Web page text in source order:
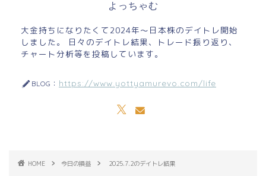
よっちゃむ
大金持ちになりたくて2024年～日本株のデイトレ開始
しました。 日々のデイトレ結果、トレード振り返り、
チャート分析等を投稿しています。
BLOG： https://www.yottyamurevo.com/life
HOME 今日の損益 2025.7.2のデイトレ結果